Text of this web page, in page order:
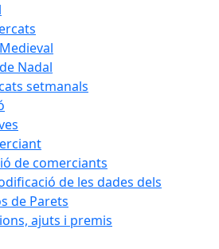
Nadal
setmanals
de comerciants
de les dades dels
de Parets
ajuts i premis